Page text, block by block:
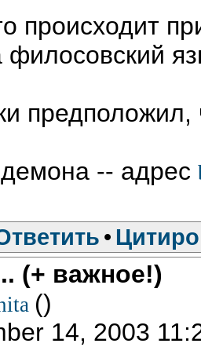
происходит
филосовский
предположил,
-- адрес
•
(+ важное!)
()
14, 2003